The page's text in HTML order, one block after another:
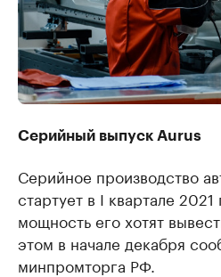
Серийный выпуск Aurus
Серийное производство
стартует в I квартале
мощность его хотят
этом в начале декабря
минпромторга РФ.